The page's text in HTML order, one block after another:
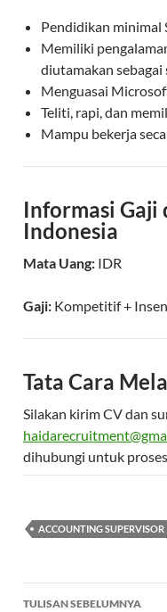
Pendidikan minimal
Memiliki
diutamakan sebagai
Menguasai
Teliti, rapi, dan
Mampu bekerja
Informasi Gaji
Indonesia
Mata Uang: IDR
Gaji: Kompetitif+
Tata Cara
Silakan kirim CV dan
dihubungi untuk
ACCOUNTING SUPERVISOR
Navigasi
TULISAN SEBELUMNYA